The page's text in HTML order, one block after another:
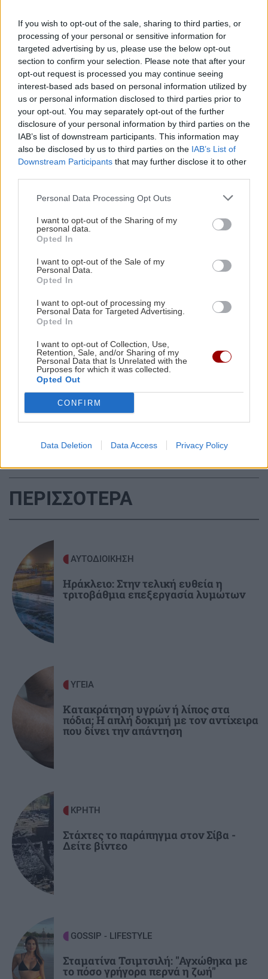
If you wish to opt-out of the sale, sharing to third parties, or
processing of your personal or sensitive information for
targeted advertising by us, please use the below opt-out
section to confirm your selection. Please note that after your
opt-out request is processed you may continue seeing
interest-based ads based on personal information utilized by
us or personal information disclosed to third parties prior to
your opt-out. You may separately opt-out of the further
disclosure of your personal information by third parties on the
IAB’s list of downstream participants. This information may
also be disclosed by us to third parties on the IAB’s List of
Downstream Participants that may further disclose it to other
Personal Data Processing Opt Outs
I want to opt-out of the Sharing of my
personal data.
Opted In
I want to opt-out of the Sale of my
Personal Data.
Opted In
I want to opt-out of processing my
Personal Data for Targeted Advertising.
Opted In
I want to opt-out of Collection, Use,
Retention, Sale, and/or Sharing of my
Personal Data that Is Unrelated with the
Purposes for which it was collected.
Opted Out
CONFIRM
Data Deletion Data Access Privacy Policy
και όχι μόνο.
Μακροζωία Ελαιολαδο
ΡΟΗ ΕΙΔΗΣΕΩΝ
15:24
ΑΥΤΟΔΙΟΙΚΗΣΗ
Ηράκλειο: Στην τελική ευθεία η τριτοβάθμια
επεξεργασία λυμώτων
15:15
ΥΓΕΙΑ
Κατακράτηση υγρών ή λίπος στα πόδια; Η απλή
δοκιμή με τον αντίχειρα που δίνει την
απάντηση
15:08
ΚΡΗΤΗ
Στάχτες το παράπηγμα στον Σίβα - Δείτε βίντεο
GOSSIP - LIFESTYLE
Σταματίνα Τσιμτσιλή: "Αγχώθηκα με το πόσο
γρήγορα περνά η ζωή"
Νέος ναυσιπλοϊκός διάδρομος στα Στενά του
Ορμούζ: Οι θέσεις Ιράν και Ομάν και οι όροι
εφαρμογής
14:45
ΣΠΙΤΙ
προστασία των σπιτιών μας από τις φωτιές
14:37
ΚΟΣΜΟΣ
Καλαντίγια: Δεκάδες συλλήψεις Παλαιστινίων
και τραυματισμοί μετά τις ισραηλινές
επιδρομές
ΑΘΛΗΤΙΚΑ
Ο Τάσος Παπαπέτρου διαιτητής στο Super Cup,
ΟΦΗ και ΑΕΚ
ΠΟΛΙΤΙΚΗ
Τσουκαλάς για «σπιτάκια ανακύκλωσης»: Ο
Γεωργιάδης αμφισβητεί αποφάσεις
ΚΟΣΜΟΣ
Νιγηρία: Οι δυνάμεις ασφαλείας διέσωσαν 308
θύματα απαγωγής
ΠΕΡΙΣΣΟΤΕΡΑ
ΑΥΤΟΔΙΟΙΚΗΣΗ
Ηράκλειο: Στην τελική ευθεία η
τριτοβάθμια επεξεργασία λυμώτων
ΥΓΕΙΑ
Κατακράτηση υγρών ή λίπος στα
πόδια; Η απλή δοκιμή με τον αντίχειρα
που δίνει την απάντηση
ΚΡΗΤΗ
Στάχτες το παράπηγμα στον Σίβα -
Δείτε βίντεο
GOSSIP - LIFESTYLE
Σταματίνα Τσιμτσιλή: "Αγχώθηκα με
το πόσο γρήγορα περνά η ζωή"